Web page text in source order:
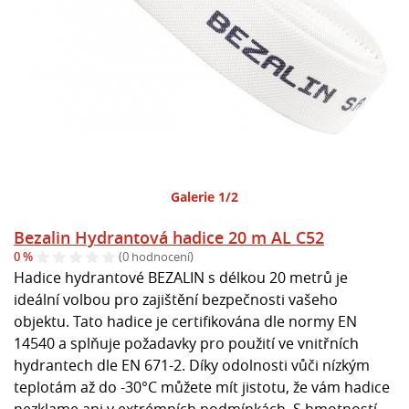
Galerie 1/2
Bezalin Hydrantová hadice 20 m AL C52
0 % (0 hodnocení)
Hadice hydrantové BEZALIN s délkou 20 metrů je
ideální volbou pro zajištění bezpečnosti vašeho
objektu. Tato hadice je certifikována dle normy EN
14540 a splňuje požadavky pro použití ve vnitřních
hydrantech dle EN 671-2. Díky odolnosti vůči nízkým
teplotám až do -30°C můžete mít jistotu, že vám hadice